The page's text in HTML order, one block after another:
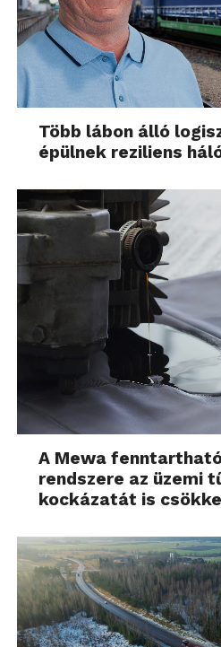
Több lábon álló
épülnek reziliens
A Mewa
rendszere az üzemi
kockázatát is